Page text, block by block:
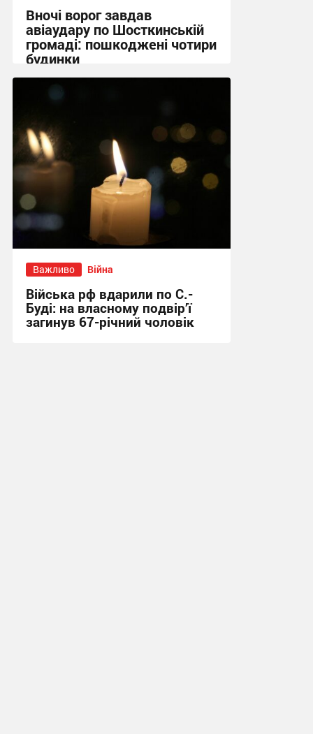
Вночі ворог завдав
авіаудару по Шосткинській
громаді: пошкоджені чотири
будинки
Важливо Війна
Війська рф вдарили по С.-
Буді: на власному подвір’ї
загинув 67-річний чоловік